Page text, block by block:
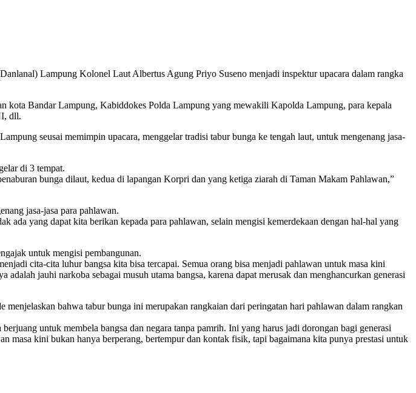
Lampung Kolonel Laut Albertus Agung Priyo Suseno menjadi inspektur upacara dalam rangka
kota Bandar Lampung, Kabiddokes Polda Lampung yang mewakili Kapolda Lampung, para kepala
dll.
seusai memimpin upacara, menggelar tradisi tabur bunga ke tengah laut, untuk mengenang jasa-
di 3 tempat.
bunga dilaut, kedua di lapangan Korpri dan yang ketiga ziarah di Taman Makam Pahlawan,”
jasa-jasa para pahlawan.
ada yang dapat kita berikan kepada para pahlawan, selain mengisi kemerdekaan dengan hal-hal yang
untuk mengisi pembangunan.
cita-cita luhur bangsa kita bisa tercapai. Semua orang bisa menjadi pahlawan untuk masa kini
jauhi narkoba sebagai musuh utama bangsa, karena dapat merusak dan menghancurkan generasi
bahwa tabur bunga ini merupakan rangkaian dari peringatan hari pahlawan dalam rangkan
untuk membela bangsa dan negara tanpa pamrih. Ini yang harus jadi dorongan bagi generasi
masa kini bukan hanya berperang, bertempur dan kontak fisik, tapi bagaimana kita punya prestasi untuk